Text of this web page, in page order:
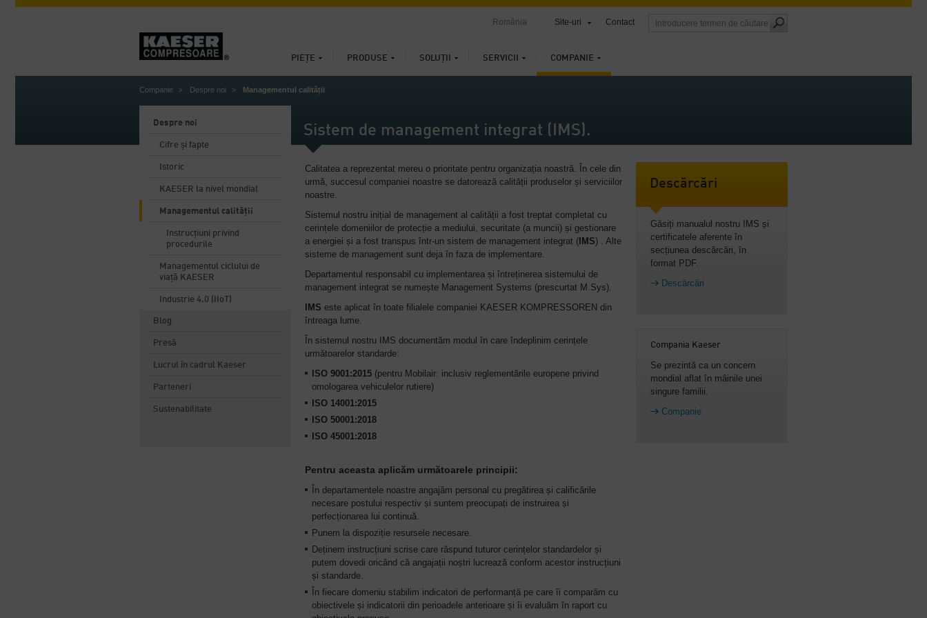
PIEȚE PRODUSE SOLUȚII SERVICII COMPANIE
România Site-uri Contact
Companie Despre noi Managementul calității
Sistem de management integrat (IMS).
Despre noi
Cifre și fapte
Istoric
KAESER la nivel mondial
Managementul calității
Instrucțiuni privind
procedurile
Managementul ciclului de
viață KAESER
Industrie 4.0 (IIoT)
Blog
Presă
Lucrul în cadrul Kaeser
Parteneri
Sustenabilitate
Calitatea a reprezentat mereu o prioritate pentru organizația noastră. În cele din
urmă, succesul companiei noastre se datorează calității produselor și serviciilor
noastre.
Sistemul nostru inițial de management al calității a fost treptat completat cu
cerințele domeniilor de protecție a mediului, securitate (a muncii) și gestionare
a energiei și a fost transpus într-un sistem de management integrat ( IMS) . Alte
sisteme de management sunt deja în faza de implementare.
Departamentul responsabil cu implementarea și întreținerea sistemului de
management integrat se numește Management Systems (prescurtat M.Sys).
IMS este aplicat în toate filialele companiei KAESER KOMPRESSOREN din
întreaga lume.
În sistemul nostru IMS documentăm modul în care îndeplinim cerințele
următoarelor standarde:
ISO 9001:2015 (pentru Mobilair: inclusiv reglementările europene privind
omologarea vehiculelor rutiere)
ISO 14001:2015
ISO 50001:2018
ISO 45001:2018
Pentru aceasta aplicăm următoarele principii:
În departamentele noastre angajăm personal cu pregătirea și calificările
necesare postului respectiv și suntem preocupați de instruirea și
perfecționarea lui continuă.
Punem la dispoziție resursele necesare.
Deținem instrucțiuni scrise care răspund tuturor cerințelor standardelor și
putem dovedi oricând că angajații noștri lucrează conform acestor instrucțiuni
și standarde.
În fiecare domeniu stabilim indicatori de performanță pe care îi comparăm cu
obiectivele și indicatorii din perioadele anterioare și îi evaluăm în raport cu
Descărcări
Găsiți manualul nostru IMS și
certificatele aferente în
secțiunea descărcări, în
format PDF.
Descărcări
Compania Kaeser
Se prezintă ca un concern
mondial aflat în mâinile unei
singure familii.
Companie